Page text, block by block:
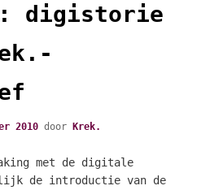
digistorie
2010 doorKrek.
met de digitale
de introductie van de